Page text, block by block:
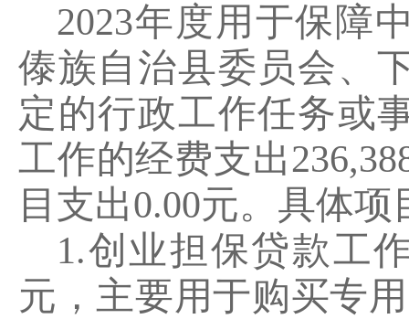
2023年度用于保障
傣族自治县委员会、
定的行政工作任务或
工作的经费支出
目支出0.00元。具体项
1.创业担保贷款工
元，主要用于购买专